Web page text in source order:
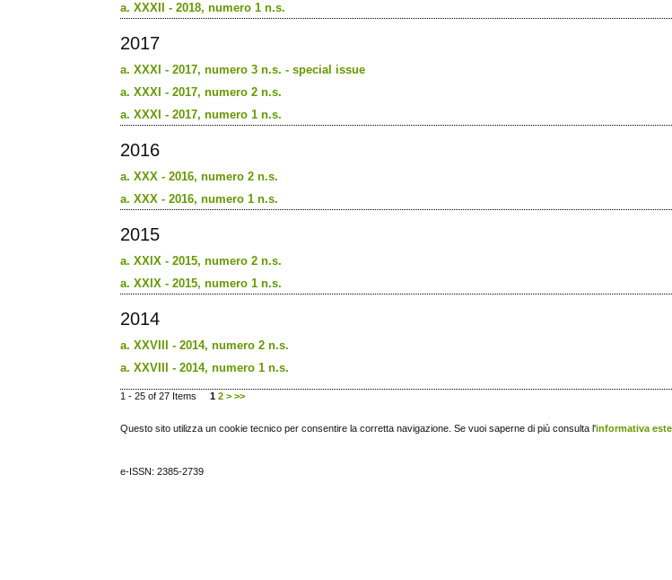
a. XXXII - 2018, numero 1 n.s.
2017
a. XXXI - 2017, numero 3 n.s. - special issue
a. XXXI - 2017, numero 2 n.s.
a. XXXI - 2017, numero 1 n.s.
2016
a. XXX - 2016, numero 2 n.s.
a. XXX - 2016, numero 1 n.s.
2015
a. XXIX - 2015, numero 2 n.s.
a. XXIX - 2015, numero 1 n.s.
2014
a. XXVIII - 2014, numero 2 n.s.
a. XXVIII - 2014, numero 1 n.s.
1 - 25 of 27 Items1 2 > >>
Questo sito utilizza un cookie tecnico per consentire la corretta navigazione. Se vuoi saperne di più consulta l'informativa
e-ISSN: 2385-2739